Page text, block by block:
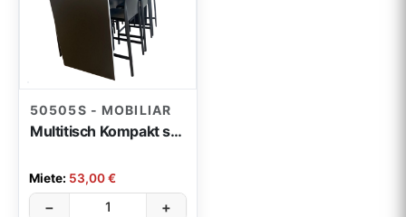
50505S - MOBILIAR
Multitisch Kompakt schwarz 180x75x100cm
Miete: 53,00 €
− +